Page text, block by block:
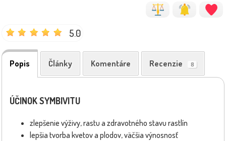
5.0
Popis Články Komentáre Recenzie 8
ÚČINOK SYMBIVITU
zlepšenie výživy, rastu a zdravotného stavu rastlín
lepšia tvorba kvetov a plodov, väčšia výnosnosť